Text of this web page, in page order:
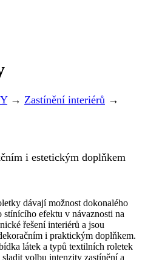
→ Zastínění interiérů →
i estetickým doplňkem
dávají možnost dokonalého
stínícího efektu v návaznosti na
řešení interiérů a jsou
i praktickým doplňkem.
látek a typů textilních roletek
sladit volbu intenzity zastínění a